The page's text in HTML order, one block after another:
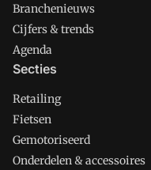
Branchenieuws
Cijfers & trends
Agenda
Secties
Retailing
Fietsen
Gemotoriseerd
Onderdelen & accessoires